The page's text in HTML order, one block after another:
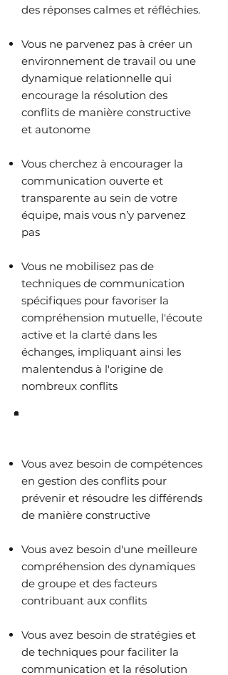
des réponses calmes et réfléchies.
Vous ne parvenez pas à créer un
environnement de travail ou une
dynamique relationnelle qui
encourage la résolution des
conflits de manière constructive
et autonome
Vous cherchez à encourager la
communication ouverte et
transparente au sein de votre
équipe, mais vous n’y parvenez
pas
Vous ne mobilisez pas de
techniques de communication
spécifiques pour favoriser la
compréhension mutuelle, l'écoute
active et la clarté dans les
échanges, impliquant ainsi les
malentendus à l'origine de
nombreux conflits
Vous avez besoin de compétences
en gestion des conflits pour
prévenir et résoudre les différends
de manière constructive
Vous avez besoin d'une meilleure
compréhension des dynamiques
de groupe et des facteurs
contribuant aux conflits
Vous avez besoin de stratégies et
de techniques pour faciliter la
communication et la résolution